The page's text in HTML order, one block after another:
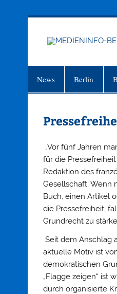
News Berlin
„Vor fünf Jahren
für die
Redaktion des
Gesellschaft. Wenn
Buch, einen Artikel
die Pressefreiheit,
Grundrecht zu
Seit dem Anschlag
aktuelle Motiv ist
demokratischen
„Flagge zeigen“ ist
durch organisierte